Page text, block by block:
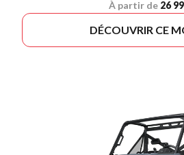
À partir de 26
DÉCOUVRIR CE